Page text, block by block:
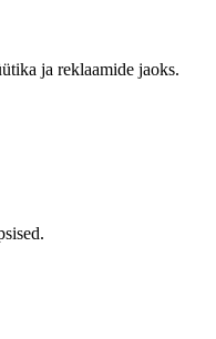
ja reklaamide jaoks.